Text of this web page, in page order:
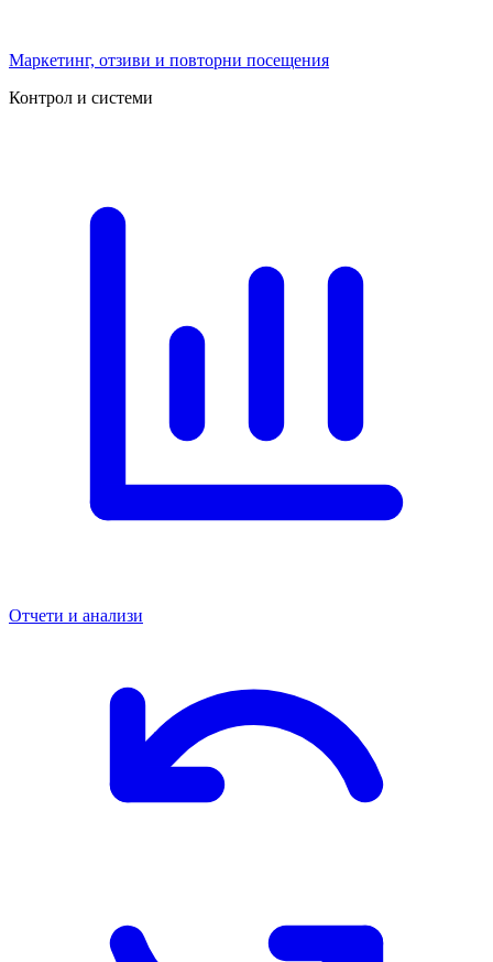
Маркетинг, отзиви и повторни посещения
Контрол и системи
Отчети и анализи